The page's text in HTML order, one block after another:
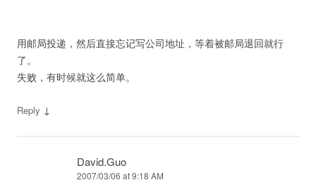
用邮局投递，然后直接忘记写公司地址，等着被邮局退回就行
了。
失败，有时候就这么简单。
Reply ↓
David.Guo
2007/03/06 at 9:18 AM